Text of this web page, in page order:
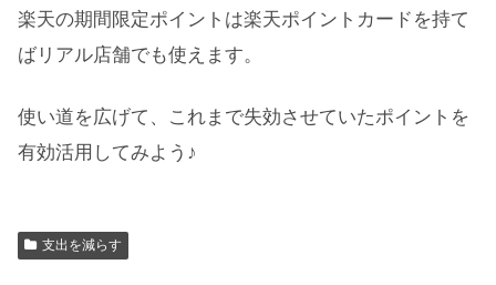
楽天の期間限定ポイントは楽天ポイントカードを持て
ばリアル店舗でも使えます。
使い道を広げて、これまで失効させていたポイントを
有効活用してみよう♪
支出を減らす